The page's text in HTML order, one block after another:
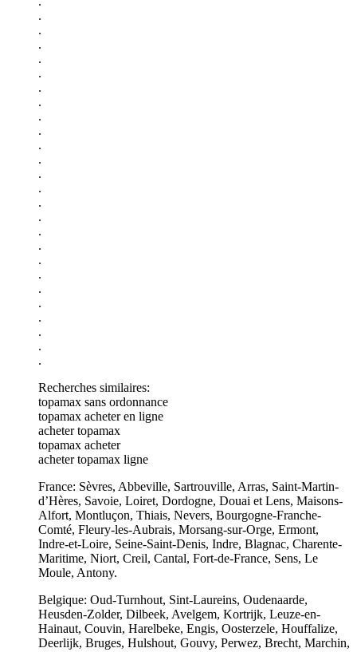
.
.
.
.
.
.
.
.
.
.
.
.
.
.
.
.
.
.
.
.
.
.
.
.
.
Recherches similaires:
topamax sans ordonnance
topamax acheter en ligne
acheter topamax
topamax acheter
acheter topamax ligne
France: Sèvres, Abbeville, Sartrouville, Arras, Saint-Martin-
d’Hères, Savoie, Loiret, Dordogne, Douai et Lens, Maisons-
Alfort, Montluçon, Thiais, Nevers, Bourgogne-Franche-
Comté, Fleury-les-Aubrais, Morsang-sur-Orge, Ermont,
Indre-et-Loire, Seine-Saint-Denis, Indre, Blagnac, Charente-
Maritime, Niort, Creil, Cantal, Fort-de-France, Sens, Le
Moule, Antony.
Belgique: Oud-Turnhout, Sint-Laureins, Oudenaarde,
Heusden-Zolder, Dilbeek, Avelgem, Kortrijk, Leuze-en-
Hainaut, Couvin, Harelbeke, Engis, Oosterzele, Houffalize,
Deerlijk, Bruges, Hulshout, Gouvy, Perwez, Brecht, Marchin,